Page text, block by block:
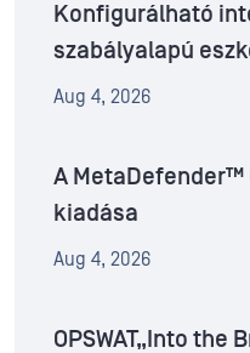
Konfigurálható
szabályalapú
Aug 4, 2026
A MetaDefender™
kiadása
Aug 4, 2026
OPSWAT„Into the